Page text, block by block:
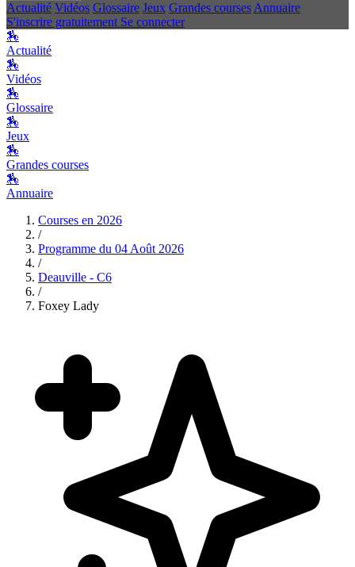
Actualité Vidéos Glossaire Jeux Grandes courses Annuaire
S'inscrire gratuitement Se connecter
🏇
Actualité
🏇
Vidéos
🏇
Glossaire
🏇
Jeux
🏇
Grandes courses
🏇
Annuaire
Courses en 2026
/
Programme du 04 Août 2026
/
Deauville - C6
/
Foxey Lady